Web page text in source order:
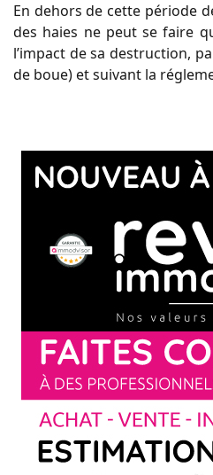
En dehors de cette période
des haies ne peut se faire
l’impact de sa destruction,
de boue) et suivant la